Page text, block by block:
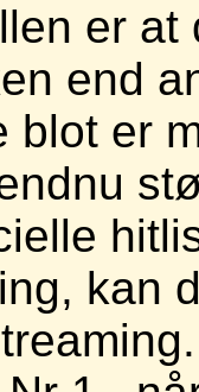
er at
end
blot er
kan